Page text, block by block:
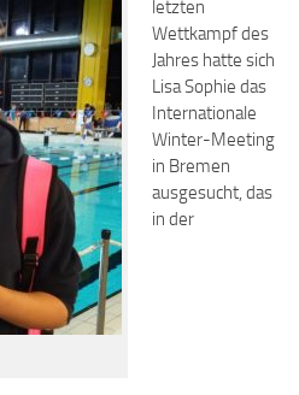
letzten
Wettkampf des
Jahres hatte sich
Lisa Sophie das
Internationale
Winter-Meeting
in Bremen
ausgesucht, das
in der